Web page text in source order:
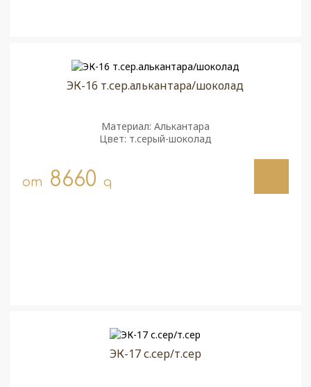
ЭК-16 т.сер.алькантара/шоколад
Материал: Алькантара
Цвет: т.серый-шоколад
от 8660 q
ЭК-17 с.сер/т.сер